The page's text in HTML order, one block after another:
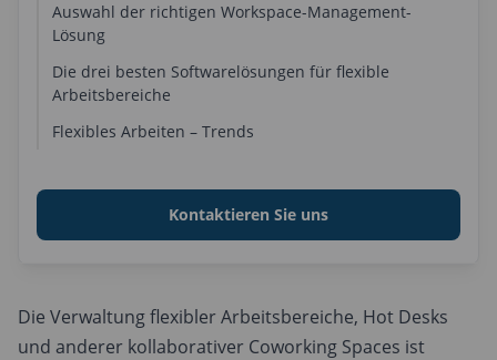
Die Verwaltung flexibler Arbeitsbereiche, Hot Desks
und anderer kollaborativer Coworking Spaces ist
Kundengeschichte: Genesis Housing Association
Auswahl der richtigen Workspace-Management-
Lösung
Die drei besten Softwarelösungen für flexible
Arbeitsbereiche
Die besten Softwarelösungen für flexibles Arbeiten
Flexibles Arbeiten – Trends
Kontaktieren Sie uns